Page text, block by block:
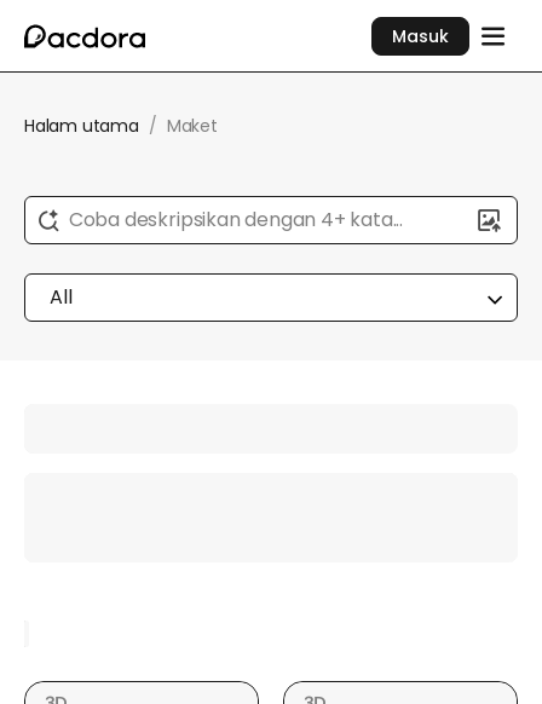
Masuk
Halam utama / Maket
Coba deskripsikan dengan 4+ kata...
All